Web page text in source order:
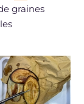
graines